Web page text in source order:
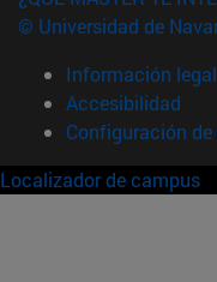
© Universidad de
Información legal
Accesibilidad
Configuración
Localizador de campus